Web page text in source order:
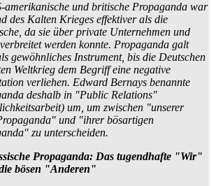
amerikanische und britische Propaganda war
des Kalten Krieges effektiver als die
da sie über private Unternehmen und
werden konnte. Propaganda galt
gewöhnliches Instrument, bis die Deutschen
Weltkrieg dem Begriff eine negative
verliehen. Edward Bernays benannte
deshalb in "Public Relations"
um, um zwischen "unserer
und "ihrer bösartigen
zu unterscheiden.
Propaganda: Das tugendhafte "Wir"
bösen "Anderen"